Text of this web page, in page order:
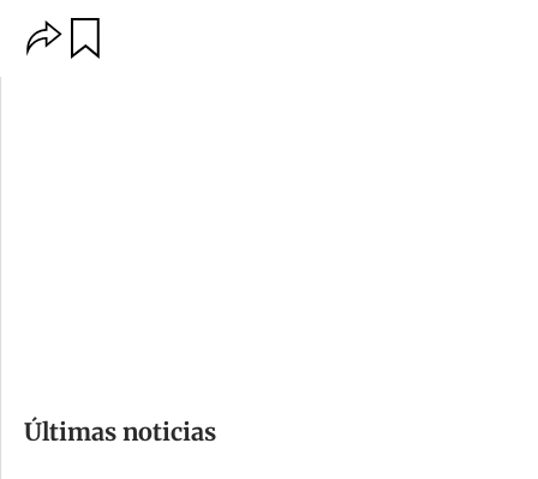
p
m
Últimas noticias